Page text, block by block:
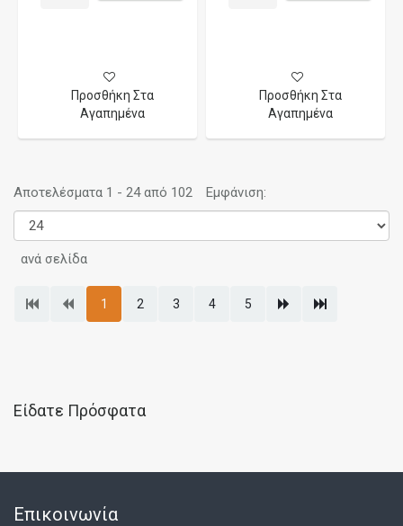
Προσθήκη Στα
Αγαπημένα
Προσθήκη Στα
Αγαπημένα
Αποτελέσματα 1 - 24 από 102 Εμφάνιση:
ανά σελίδα
1 2 3 4 5
Είδατε Πρόσφατα
Επικοινωνία